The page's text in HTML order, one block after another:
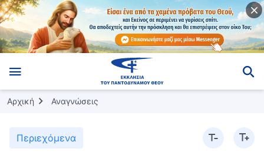
Αρχική Αναγνώσεις
Περιεχόμενα